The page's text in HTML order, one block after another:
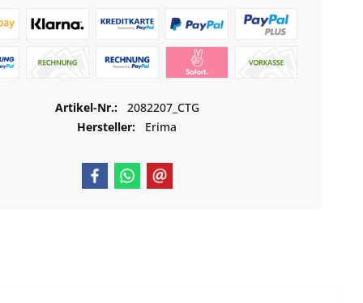
Artikel-Nr.:
2082207_CTG
Hersteller:
Erima